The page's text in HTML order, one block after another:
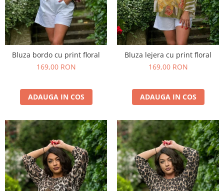
Bluza bordo cu print floral
169,00 RON
ADAUGA IN COS
Bluza lejera cu print floral
169,00 RON
ADAUGA IN COS